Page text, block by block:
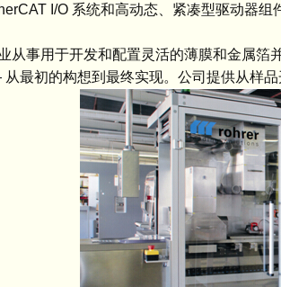
I/O 系统和高动态、紧凑型驱动器
事用于开发和配置灵活的薄膜和金属箔
最初的构想到最终实现。公司提供从样